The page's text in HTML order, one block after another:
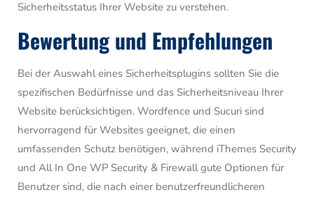
Sicherheitsstatus Ihrer Website zu verstehen.
Bewertung und Empfehlungen
Bei der Auswahl eines Sicherheitsplugins sollten Sie die
spezifischen Bedürfnisse und das Sicherheitsniveau Ihrer
Website berücksichtigen. Wordfence und Sucuri sind
hervorragend für Websites geeignet, die einen
umfassenden Schutz benötigen, während iThemes Security
und All In One WP Security & Firewall gute Optionen für
Benutzer sind, die nach einer benutzerfreundlicheren